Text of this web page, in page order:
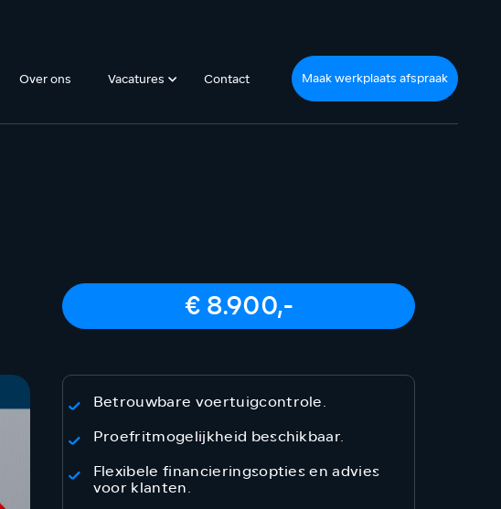
Over ons Vacatures Contact Maak werkplaats afspraak
€ 8.900,-
Betrouwbare voertuigcontrole.
Proefritmogelijkheid beschikbaar.
Flexibele financieringsopties en advies
voor klanten.